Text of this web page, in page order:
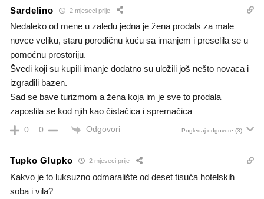
Sardelino 2 mjeseci prije
Nedaleko od mene u zaleđu jedna je žena prodals za male
novce veliku, staru porodičnu kuću sa imanjem i preselila se u
pomoćnu prostoriju.
Švedi koji su kupili imanje dodatno su uložili još nešto novaca i
izgradili bazen.
Sad se bave turizmom a žena koja im je sve to prodala
zaposlila se kod njih kao čistačica i spremačica
0 0 Odgovori Pogledaj odgovore (3)
Tupko Glupko 2 mjeseci prije
Kakvo je to luksuzno odmaralište od deset tisuća hotelskih
soba i vila?